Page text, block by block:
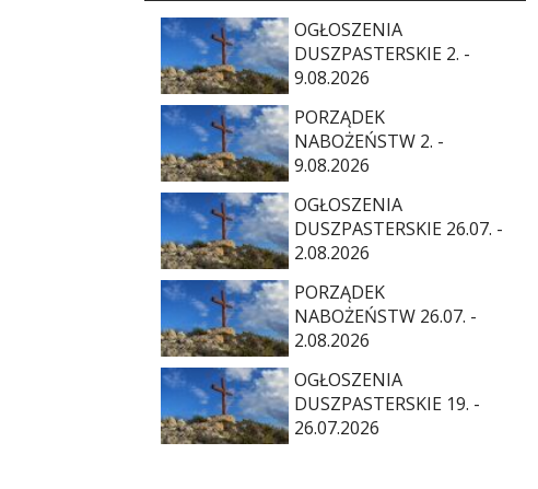
OGŁOSZENIA
DUSZPASTERSKIE 2. -
9.08.2026
PORZĄDEK
NABOŻEŃSTW 2. -
9.08.2026
OGŁOSZENIA
DUSZPASTERSKIE 26.07. -
2.08.2026
PORZĄDEK
NABOŻEŃSTW 26.07. -
2.08.2026
OGŁOSZENIA
DUSZPASTERSKIE 19. -
26.07.2026